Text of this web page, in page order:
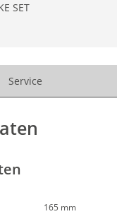
SET
Service
165 mm